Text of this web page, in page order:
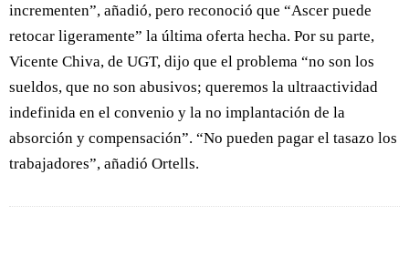
incrementen”, añadió, pero reconoció que “Ascer puede
retocar ligeramente” la última oferta hecha. Por su parte,
Vicente Chiva, de UGT, dijo que el problema “no son los
sueldos, que no son abusivos; queremos la ultraactividad
indefinida en el convenio y la no implantación de la
absorción y compensación”. “No pueden pagar el tasazo los
trabajadores”, añadió Ortells.